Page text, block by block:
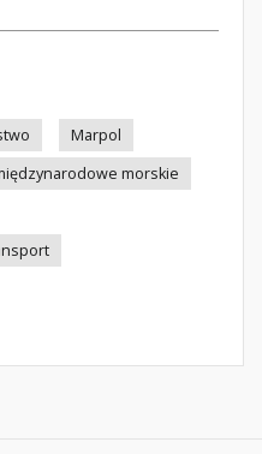
Marpol
morskie